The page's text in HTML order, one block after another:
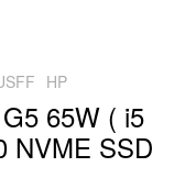
HP
65W ( i5
NVME SSD